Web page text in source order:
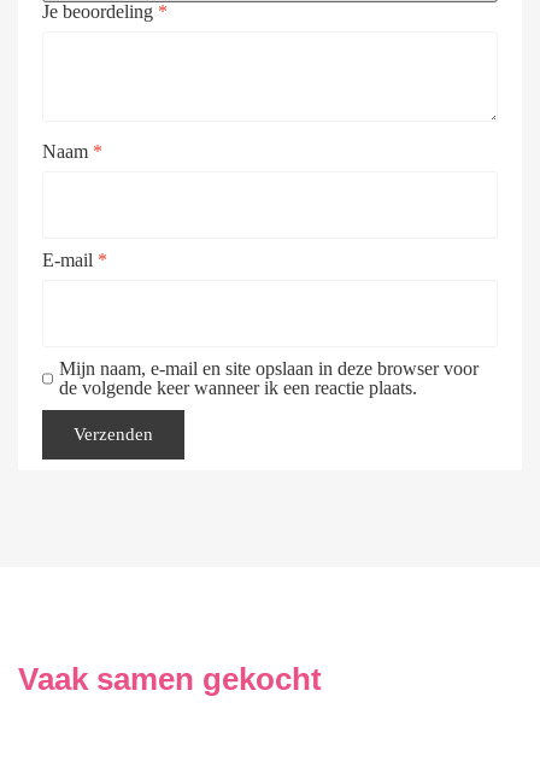
Je beoordeling *
Naam *
E-mail *
Mijn naam, e-mail en site opslaan in deze browser voor
de volgende keer wanneer ik een reactie plaats.
Vaak samen gekocht